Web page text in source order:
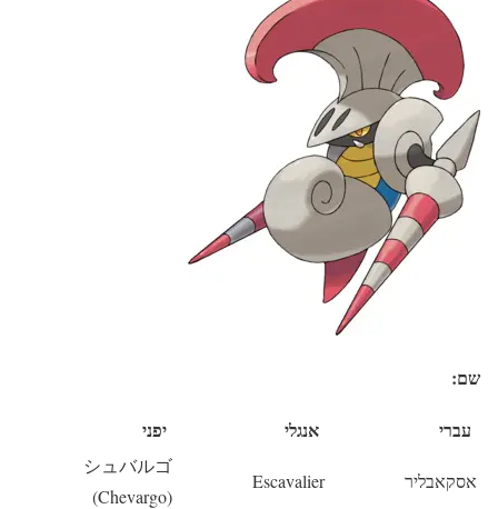
שם:
עברי אנגלי יפני
אסקאבליר Escavalier
シュバルゴ
(Chevargo)